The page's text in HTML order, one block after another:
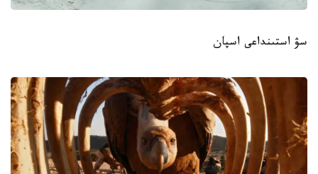
سۋ استىنداعى اسپان